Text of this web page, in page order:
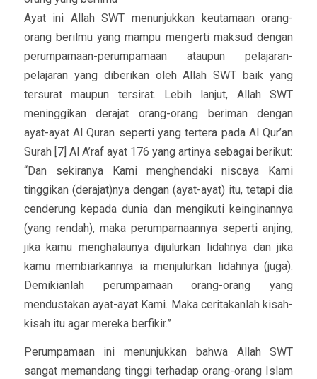
Ayat ini Allah SWT menunjukkan keutamaan orang-
orang berilmu yang mampu mengerti maksud dengan
perumpamaan-perumpamaan ataupun pelajaran-
pelajaran yang diberikan oleh Allah SWT baik yang
tersurat maupun tersirat. Lebih lanjut, Allah SWT
meninggikan derajat orang-orang beriman dengan
ayat-ayat Al Quran seperti yang tertera pada Al Qur’an
Surah [7] Al A’raf ayat 176 yang artinya sebagai berikut:
“Dan sekiranya Kami menghendaki niscaya Kami
tinggikan (derajat)nya dengan (ayat-ayat) itu, tetapi dia
cenderung kepada dunia dan mengikuti keinginannya
(yang rendah), maka perumpamaannya seperti anjing,
jika kamu menghalaunya dijulurkan lidahnya dan jika
kamu membiarkannya ia menjulurkan lidahnya (juga).
Demikianlah perumpamaan orang-orang yang
mendustakan ayat-ayat Kami. Maka ceritakanlah kisah-
kisah itu agar mereka berfikir.”
Perumpamaan ini menunjukkan bahwa Allah SWT
sangat memandang tinggi terhadap orang-orang Islam